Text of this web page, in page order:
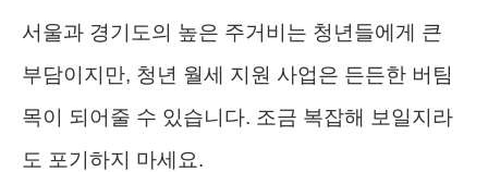
서울과 경기도의 높은 주거비는 청년들에게 큰
부담이지만, 청년 월세 지원 사업은 든든한 버팀
목이 되어줄 수 있습니다. 조금 복잡해 보일지라
도 포기하지 마세요.